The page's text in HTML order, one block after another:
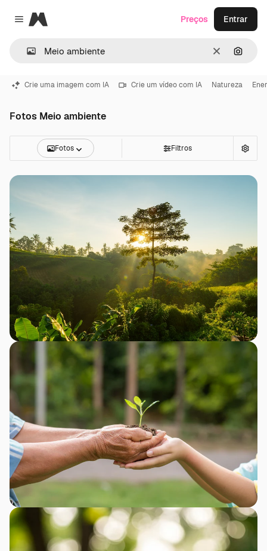
Close menu
Magnific
Limpar
Preços Entrar
Crie uma imagem com IA Crie um vídeo com IA Natureza
Fotos Meio ambiente
Fotos Filtros